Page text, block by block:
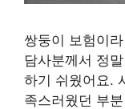
쌍둥이 보험이
담사분께서 정
하기 쉬웠어요.
족스러웠던 부